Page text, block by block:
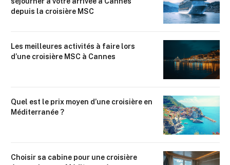
depuis la croisière MSC
Les meilleures activités à faire lors
d’une croisière MSC à Cannes
Quel est le prix moyen d’une croisière en
Méditerranée ?
Choisir sa cabine pour une croisière